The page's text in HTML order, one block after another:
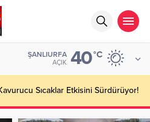
ŞANLIURFA
AÇIK 40°C
Yükseliş Sürüyor: Gram Altın
Yaklaştı!